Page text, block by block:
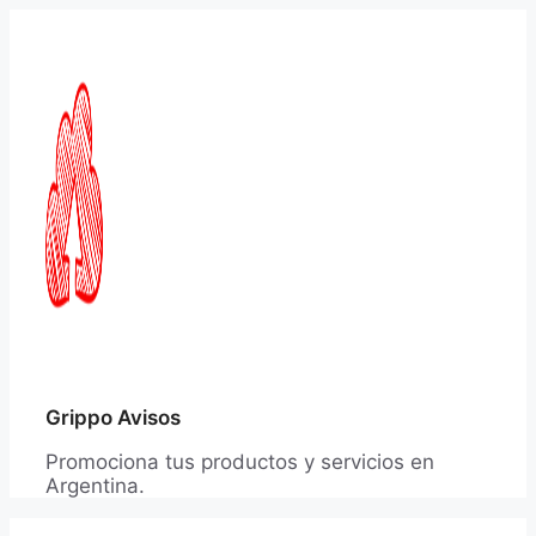
Grippo Avisos
Promociona tus productos y servicios en
Argentina.